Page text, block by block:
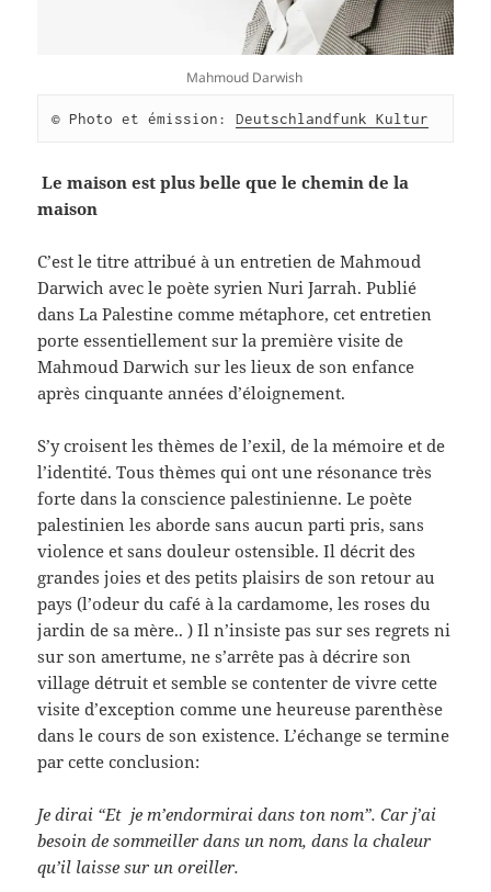
Mahmoud Darwish
© Photo et émission: Deutschlandfunk Kultur
Le maison est plus belle que le chemin de la
maison
C’est le titre attribué à un entretien de Mahmoud
Darwich avec le poète syrien Nuri Jarrah. Publié
dans La Palestine comme métaphore, cet entretien
porte essentiellement sur la première visite de
Mahmoud Darwich sur les lieux de son enfance
après cinquante années d’éloignement.
S’y croisent les thèmes de l’exil, de la mémoire et de
l’identité. Tous thèmes qui ont une résonance très
forte dans la conscience palestinienne. Le poète
palestinien les aborde sans aucun parti pris, sans
violence et sans douleur ostensible. Il décrit des
grandes joies et des petits plaisirs de son retour au
pays (l’odeur du café à la cardamome, les roses du
jardin de sa mère.. ) Il n’insiste pas sur ses regrets ni
sur son amertume, ne s’arrête pas à décrire son
village détruit et semble se contenter de vivre cette
visite d’exception comme une heureuse parenthèse
dans le cours de son existence. L’échange se termine
par cette conclusion:
Je dirai “Et je m’endormirai dans ton nom”. Car j’ai
besoin de sommeiller dans un nom, dans la chaleur
qu’il laisse sur un oreiller.